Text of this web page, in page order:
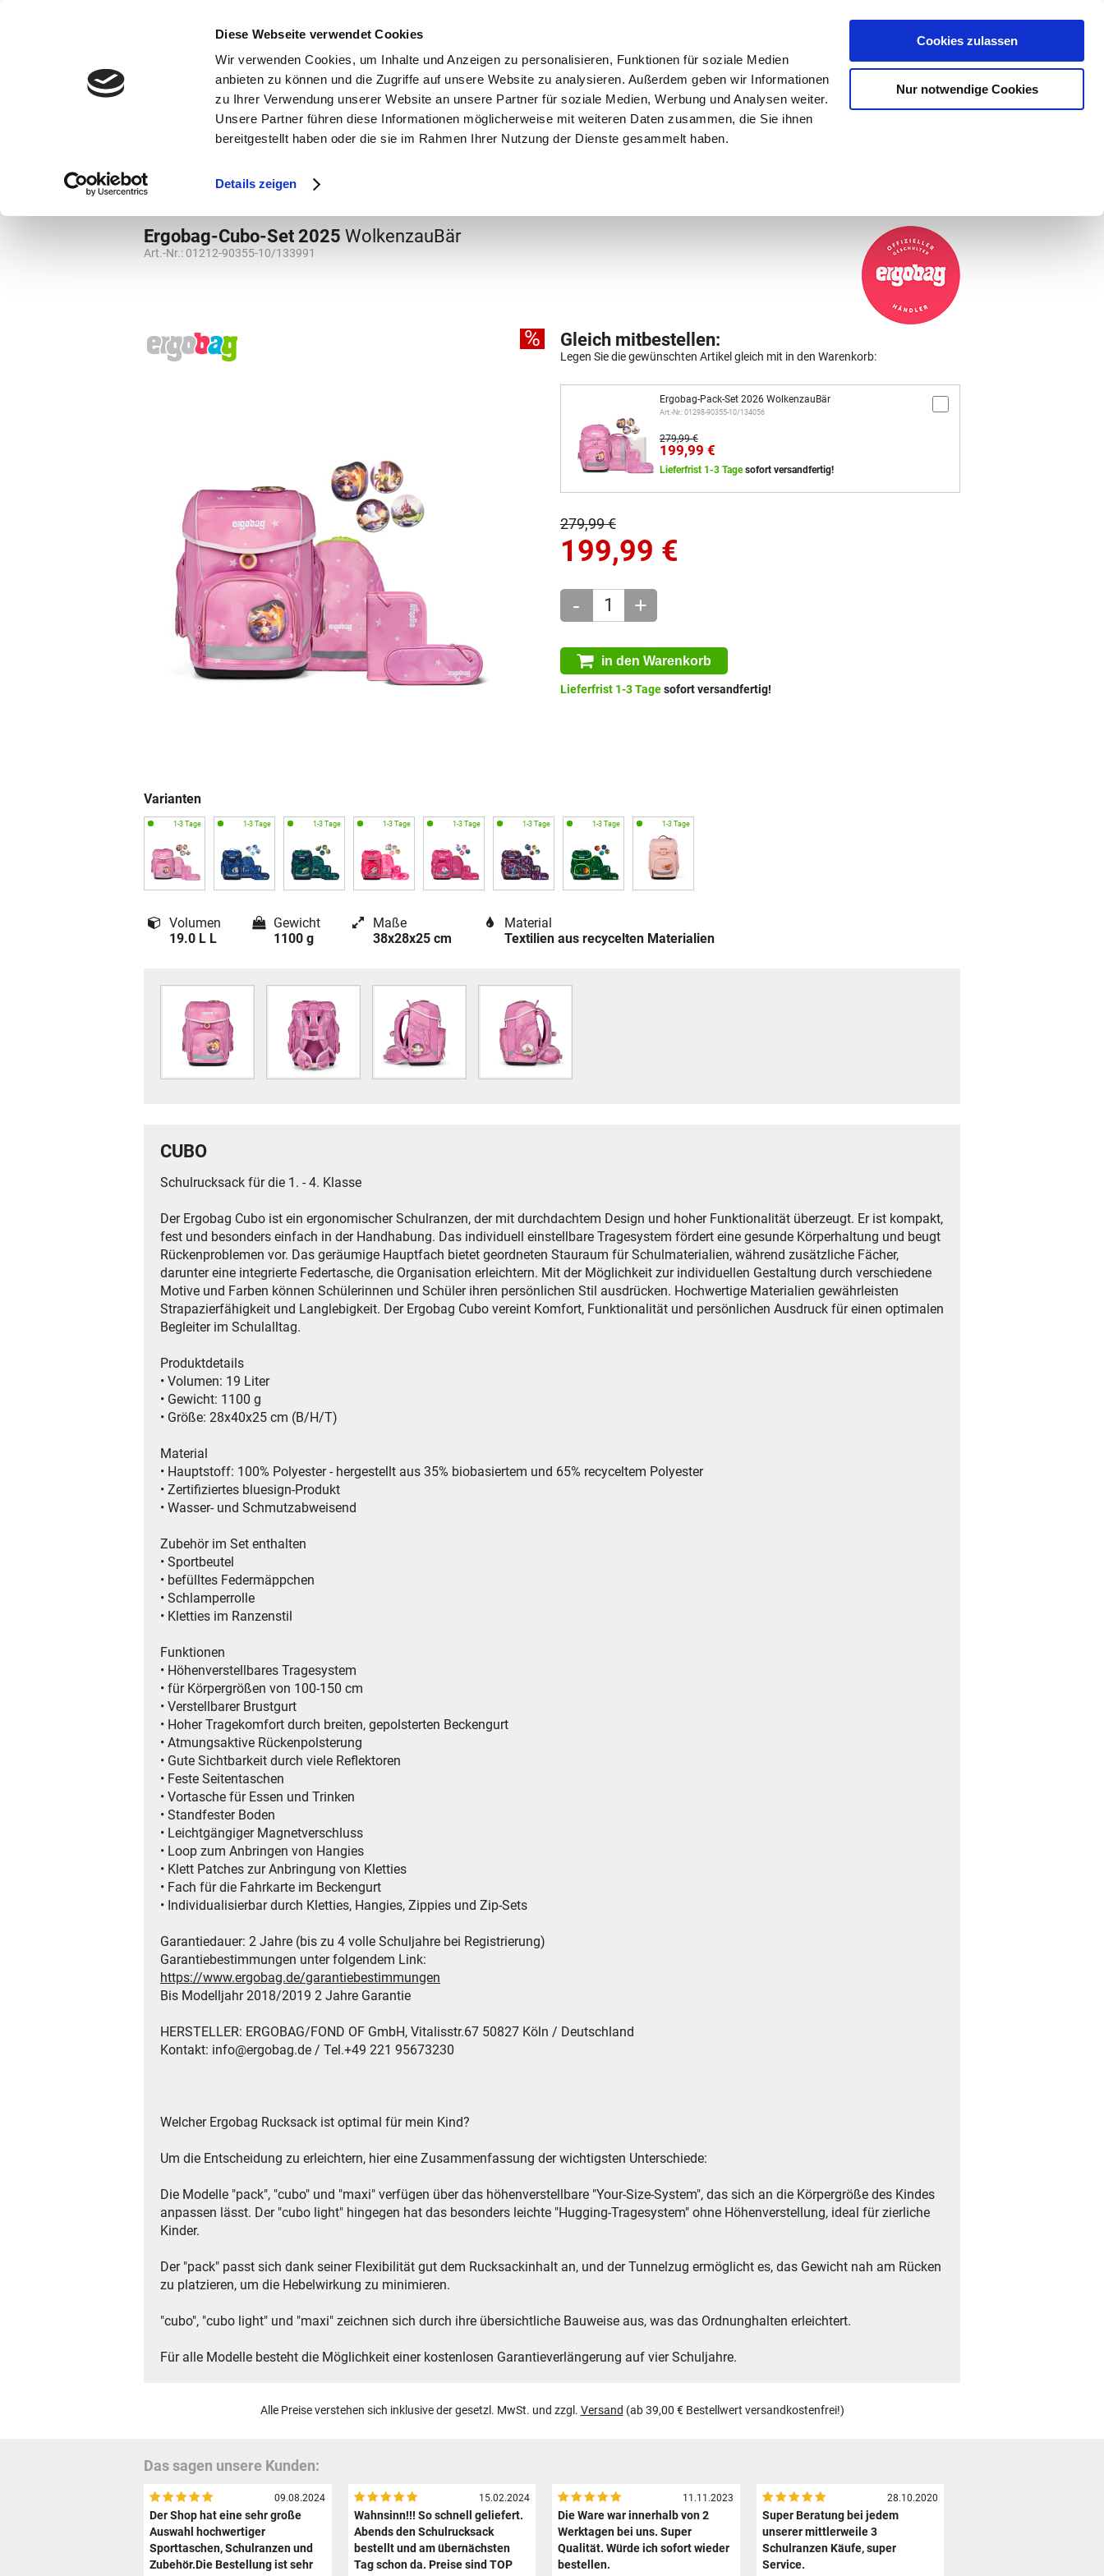
Diese Webseite verwendet Cookies
Wir verwenden Cookies, um Inhalte und Anzeigen zu personalisieren, Funktionen für soziale Medien
anbieten zu können und die Zugriffe auf unsere Website zu analysieren. Außerdem geben wir Informationen
zu Ihrer Verwendung unserer Website an unsere Partner für soziale Medien, Werbung und Analysen weiter.
Unsere Partner führen diese Informationen möglicherweise mit weiteren Daten zusammen, die Sie ihnen
bereitgestellt haben oder die sie im Rahmen Ihrer Nutzung der Dienste gesammelt haben.
Details zeigen
Cookies zulassen
Nur notwendige Cookies
bestellen und ausdrucken
3 x täglich an Werktagen!
0,00 €
Ergobag-Cubo-Set 2025 WolkenzauBär
Art.-Nr.:01212-90355-10/133991
% Gleich mitbestellen:
Legen Sie die gewünschten Artikel gleich mit in den Warenkorb:
Ergobag-Pack-Set 2026 WolkenzauBär
Art.-Nr.: 01298-90355-10/134056
279,99 €
199,99 €
Lieferfrist 1-3 Tagesofort versandfertig!
279,99 €
199,99 €
- +
in den Warenkorb
Lieferfrist 1-3 Tagesofort versandfertig!
Varianten
Volumen
19.0 L L
Gewicht
1100 g
Maße
38x28x25 cm
Material
Textilien aus recycelten Materialien
CUBO
Schulrucksack für die 1. - 4. Klasse
Der Ergobag Cubo ist ein ergonomischer Schulranzen, der mit durchdachtem Design und hoher Funktionalität überzeugt. Er ist kompakt,
fest und besonders einfach in der Handhabung. Das individuell einstellbare Tragesystem fördert eine gesunde Körperhaltung und beugt
Rückenproblemen vor. Das geräumige Hauptfach bietet geordneten Stauraum für Schulmaterialien, während zusätzliche Fächer,
darunter eine integrierte Federtasche, die Organisation erleichtern. Mit der Möglichkeit zur individuellen Gestaltung durch verschiedene
Motive und Farben können Schülerinnen und Schüler ihren persönlichen Stil ausdrücken. Hochwertige Materialien gewährleisten
Strapazierfähigkeit und Langlebigkeit. Der Ergobag Cubo vereint Komfort, Funktionalität und persönlichen Ausdruck für einen optimalen
Begleiter im Schulalltag.
Produktdetails
• Volumen: 19 Liter
• Gewicht: 1100 g
• Größe: 28x40x25 cm (B/H/T)
Material
• Hauptstoff: 100% Polyester - hergestellt aus 35% biobasiertem und 65% recyceltem Polyester
• Zertifiziertes bluesign-Produkt
• Wasser- und Schmutzabweisend
Zubehör im Set enthalten
• Sportbeutel
• befülltes Federmäppchen
• Schlamperrolle
• Kletties im Ranzenstil
Funktionen
• Höhenverstellbares Tragesystem
• für Körpergrößen von 100-150 cm
• Verstellbarer Brustgurt
• Hoher Tragekomfort durch breiten, gepolsterten Beckengurt
• Atmungsaktive Rückenpolsterung
• Gute Sichtbarkeit durch viele Reflektoren
• Feste Seitentaschen
• Vortasche für Essen und Trinken
• Standfester Boden
• Leichtgängiger Magnetverschluss
• Loop zum Anbringen von Hangies
• Klett Patches zur Anbringung von Kletties
• Fach für die Fahrkarte im Beckengurt
• Individualisierbar durch Kletties, Hangies, Zippies und Zip-Sets
Garantiedauer: 2 Jahre (bis zu 4 volle Schuljahre bei Registrierung)
Garantiebestimmungen unter folgendem Link:
https://www.ergobag.de/garantiebestimmungen
Bis Modelljahr 2018/2019 2 Jahre Garantie
HERSTELLER: ERGOBAG/FOND OF GmbH, Vitalisstr.67 50827 Köln / Deutschland
Kontakt: info@ergobag.de / Tel.+49 221 95673230
Welcher Ergobag Rucksack ist optimal für mein Kind?
Um die Entscheidung zu erleichtern, hier eine Zusammenfassung der wichtigsten Unterschiede:
Die Modelle "pack", "cubo" und "maxi" verfügen über das höhenverstellbare "Your-Size-System", das sich an die Körpergröße des Kindes
anpassen lässt. Der "cubo light" hingegen hat das besonders leichte "Hugging-Tragesystem" ohne Höhenverstellung, ideal für zierliche
Kinder.
Der "pack" passt sich dank seiner Flexibilität gut dem Rucksackinhalt an, und der Tunnelzug ermöglicht es, das Gewicht nah am Rücken
zu platzieren, um die Hebelwirkung zu minimieren.
"cubo", "cubo light" und "maxi" zeichnen sich durch ihre übersichtliche Bauweise aus, was das Ordnunghalten erleichtert.
Für alle Modelle besteht die Möglichkeit einer kostenlosen Garantieverlängerung auf vier Schuljahre.
Alle Preise verstehen sich inklusive der gesetzl. MwSt. und zzgl. Versand (ab 39,00 € Bestellwert versandkostenfrei!)
Das sagen unsere Kunden:
09.08.2024
Der Shop hat eine sehr große
Auswahl hochwertiger
Sporttaschen, Schulranzen und
Zubehör.Die Bestellung ist sehr
15.02.2024
Wahnsinn!!! So schnell geliefert.
Abends den Schulrucksack
bestellt und am übernächsten
Tag schon da. Preise sind TOP
11.11.2023
Die Ware war innerhalb von 2
Werktagen bei uns. Super
Qualität. Würde ich sofort wieder
bestellen.
28.10.2020
Super Beratung bei jedem
unserer mittlerweile 3
Schulranzen Käufe, super
Service.